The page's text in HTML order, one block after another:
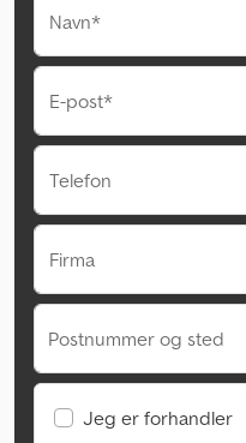
Navn*
E-post*
Telefon
Firma
Postnummer og sted
Jeg er forhandler